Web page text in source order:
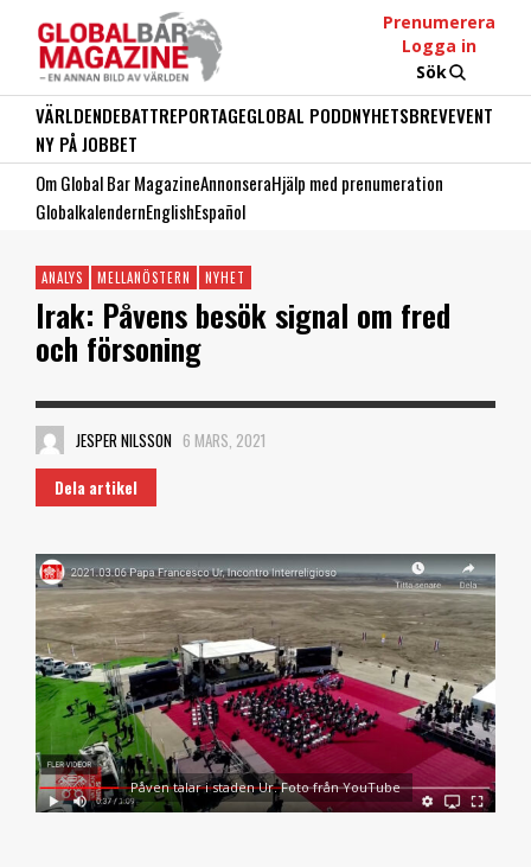
Prenumerera
Logga in
Sök
VÄRLDENDEBATTREPORTAGEGLOBAL PODDNYHETSBREVEVENT
NY PÅ JOBBET
Om Global Bar MagazineAnnonseraHjälp med prenumeration
GlobalkalendernEnglishEspañol
ANALYS MELLANÖSTERN NYHET
Irak: Påvens besök signal om fred
och försoning
JESPER NILSSON 6 MARS, 2021
Dela artikel
Påven talar i staden Ur. Foto från YouTube